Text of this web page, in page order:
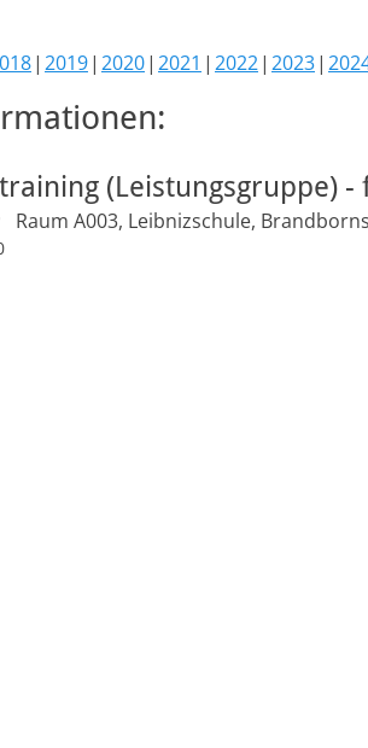
2019 2020 2021 2022 2023
(Leistungsgruppe) -
Raum A003, Leibnizschule,